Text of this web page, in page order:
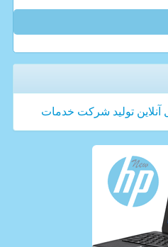
آنلاین تولید شركت خدمات